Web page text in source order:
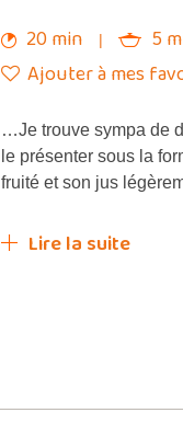
20 min
5
Ajouter à mes
…Je trouve sympa de
le présenter sous la
fruité et son jus
Lire la suite